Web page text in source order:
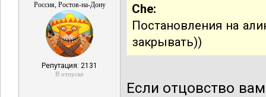
Россия, Ростов-на-Дону
Репутация: 2131
В отпуске
Che:
Постановления на
закрывать))
Если отцовство